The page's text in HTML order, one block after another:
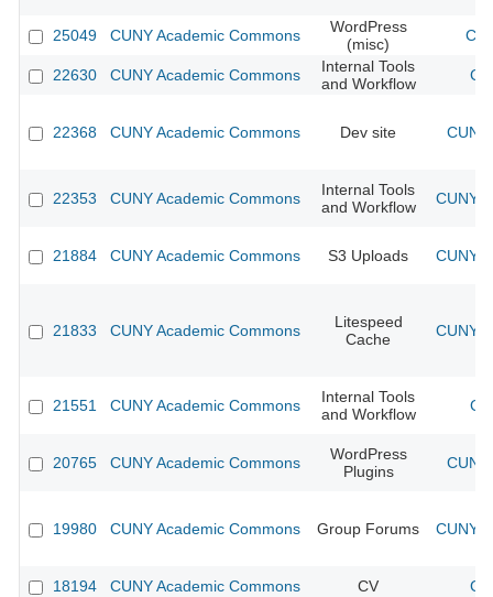
25049 CUNY Academic Commons
WordPress
(misc)
22630 CUNY Academic Commons
Internal Tools
and Workflow
22368 CUNY Academic Commons Dev site
22353 CUNY Academic Commons
Internal Tools
and Workflow
CUNY
21884 CUNY Academic Commons S3 Uploads CUNY
21833 CUNY Academic Commons
Litespeed
Cache
CUNY
21551 CUNY Academic Commons
Internal Tools
and Workflow
20765 CUNY Academic Commons
WordPress
Plugins
19980 CUNY Academic Commons Group Forums CUNY
18194 CUNY Academic Commons CV